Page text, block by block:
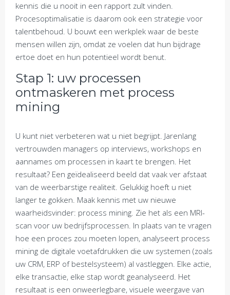
kennis die u nooit in een rapport zult vinden.
Procesoptimalisatie is daarom ook een strategie voor
talentbehoud. U bouwt een werkplek waar de beste
mensen willen zijn, omdat ze voelen dat hun bijdrage
ertoe doet en hun potentieel wordt benut.
Stap 1: uw processen
ontmaskeren met process
mining
U kunt niet verbeteren wat u niet begrijpt. Jarenlang
vertrouwden managers op interviews, workshops en
aannames om processen in kaart te brengen. Het
resultaat? Een geïdealiseerd beeld dat vaak ver afstaat
van de weerbarstige realiteit. Gelukkig hoeft u niet
langer te gokken. Maak kennis met uw nieuwe
waarheidsvinder: process mining. Zie het als een MRI-
scan voor uw bedrijfsprocessen. In plaats van te vragen
hoe een proces zou moeten lopen, analyseert process
mining de digitale voetafdrukken die uw systemen (zoals
uw CRM, ERP of bestelsysteem) al vastleggen. Elke actie,
elke transactie, elke stap wordt geanalyseerd. Het
resultaat is een onweerlegbare, visuele weergave van